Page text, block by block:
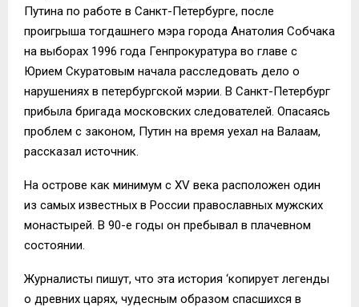
Путина по работе в Санкт-Петербурге, после
проигрыша тогдашнего мэра города Анатолия Собчака
на выборах 1996 года Генпрокуратура во главе с
Юрием Скуратовым начала расследовать дело о
нарушениях в петербургской мэрии. В Санкт-Петербург
прибыла бригада московских следователей. Опасаясь
проблем с законом, Путин на время уехал на Валаам,
рассказал источник.
На острове как минимум с XV века расположен один
из самых известных в России православных мужских
монастырей. В 90-е годы он пребывал в плачевном
состоянии.
Журналисты пишут, что эта история ‘копирует легенды
о древних царях, чудесным образом спасшихся в